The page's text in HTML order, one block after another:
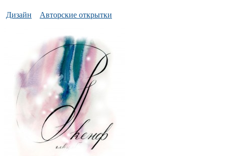
Дизайн Авторские открытки